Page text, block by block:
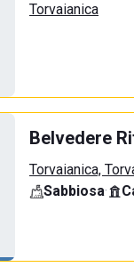
Torvaianica
Belvedere
Torvaianica,
Sabbiosa·